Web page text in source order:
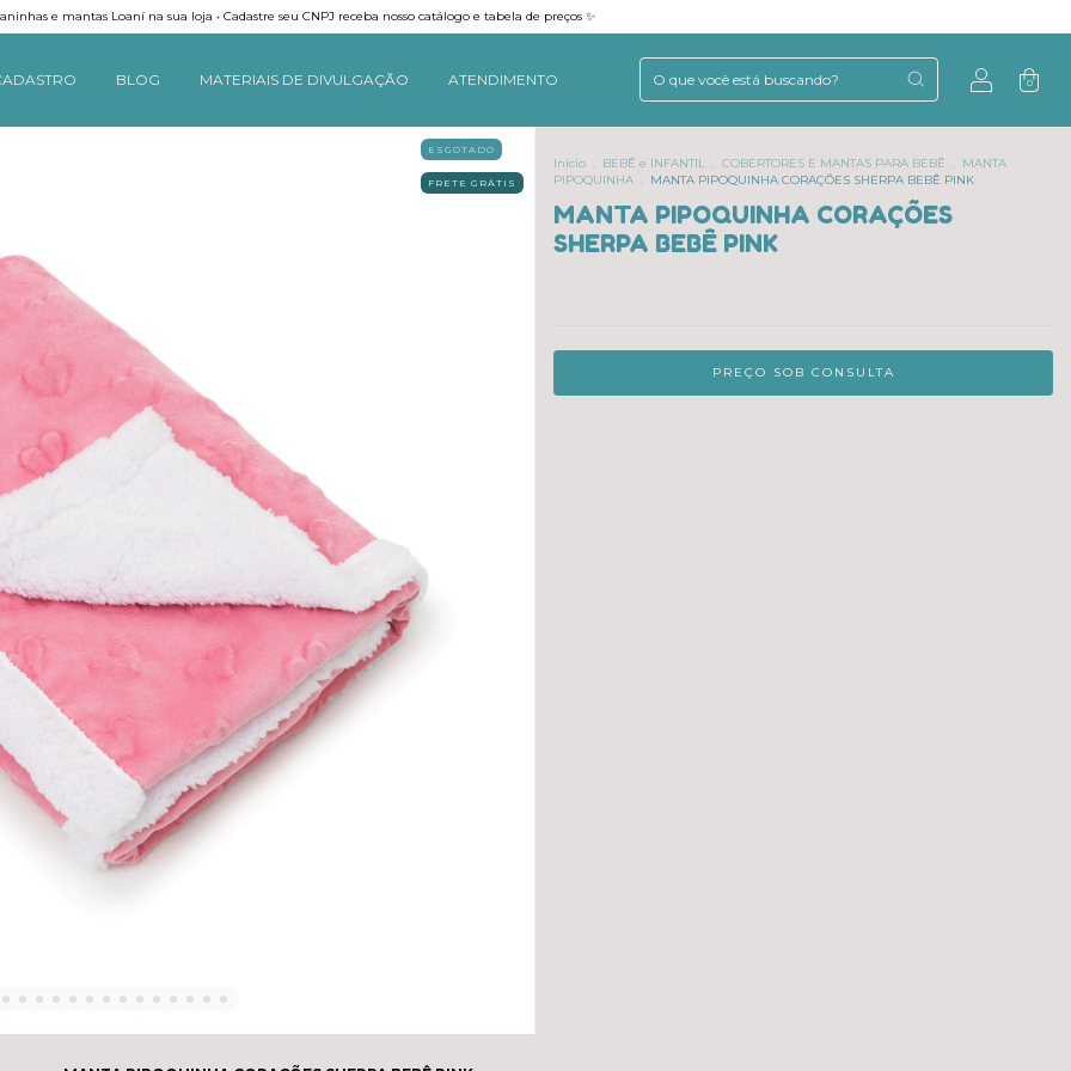
e mantas Loaní na sua loja • Cadastre seu CNPJ receba nosso catálogo e tabela de preços ✨
BLOG MATERIAIS DE DIVULGAÇÃO ATENDIMENTO 0
ESGOTADO
FRETE GRÁTIS
Início . BEBÊ e INFANTIL . COBERTORES E MANTAS PARA BEBÊ . MANTA
PIPOQUINHA . MANTA PIPOQUINHA CORAÇÕES SHERPA BEBÊ PINK
MANTA PIPOQUINHA CORAÇÕES
SHERPA BEBÊ PINK